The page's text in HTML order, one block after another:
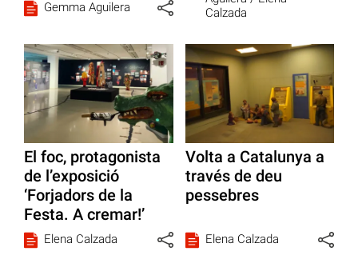
Gemma Aguilera
Calzada
El foc, protagonista
de l’exposició
‘Forjadors de la
Festa. A cremar!’
Elena Calzada
Volta a Catalunya a
través de deu
pessebres
Elena Calzada